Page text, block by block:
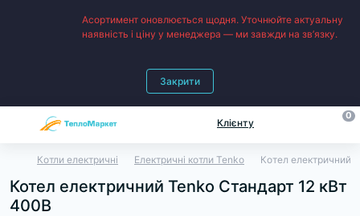
Асортимент оновлюється щодня. Уточнюйте актуальну
наявність і ціну у менеджера — ми завжди на зв’язку.
Закрити
Клієнту
0
Котли електричні Електричні котли Tenko Котел електричний
Котел електричний Tenko Cтандарт 12 кВт
400В